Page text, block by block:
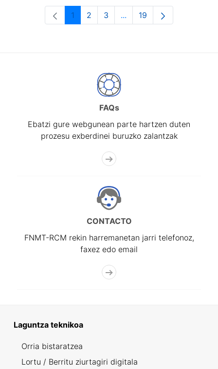
Orrialdea
1 Orrialdea
2 Orrialdea
3 ...Intermediate Pages Use
Orrialdea
19
FAQs
Ebatzi gure webgunean parte hartzen duten
prozesu exberdinei buruzko zalantzak
CONTACTO
FNMT-RCM rekin harremanetan jarri telefonoz,
faxez edo email
Laguntza teknikoa
Orria bistaratzea
Lortu / Berritu ziurtagiri digitala